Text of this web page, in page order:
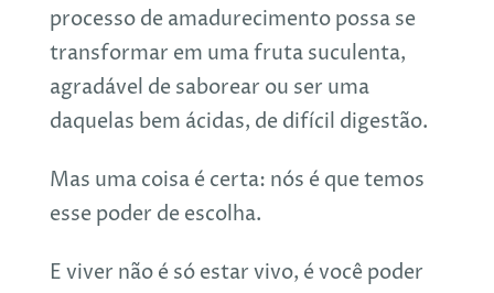
processo de amadurecimento possa se
transformar em uma fruta suculenta,
agradável de saborear ou ser uma
daquelas bem ácidas, de difícil digestão.
Mas uma coisa é certa: nós é que temos
esse poder de escolha.
E viver não é só estar vivo, é você poder